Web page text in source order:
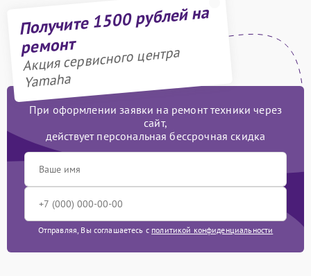
Получите 1500 рублей на
ремонт
Акция сервисного центра
Yamaha
При оформлении заявки на ремонт техники через
сайт,
действует персональная бессрочная скидка
Отправляя, Вы соглашаетесь с политикой конфиденциальности